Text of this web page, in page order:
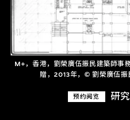
M+，香港，劉榮廣伍振民建築師事
贈，2013年，© 劉榮廣伍振
预约阅览 研
关于M+藏品
探索世界顶级的二十及